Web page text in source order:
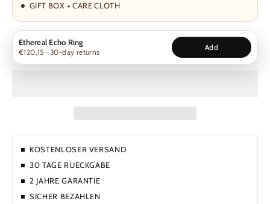
GIFT BOX + CARE CLOTH
Ethereal Echo Ring
€120,15 · 30-day returns
Add
KOSTENLOSER VERSAND
30 TAGE RUECKGABE
2 JAHRE GARANTIE
SICHER BEZAHLEN